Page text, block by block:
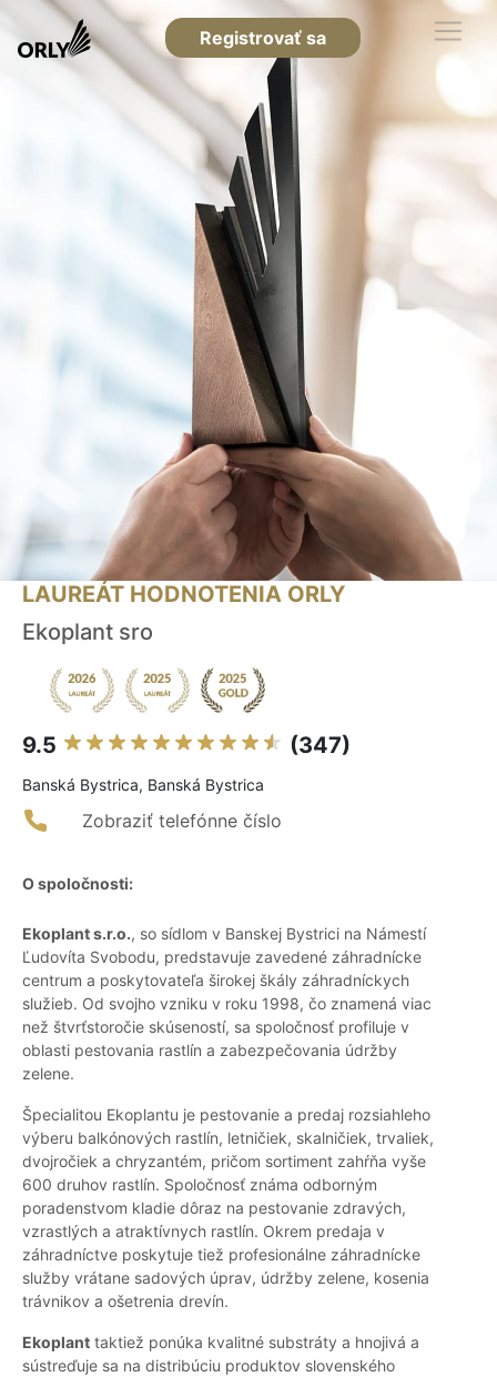
Registrovať sa
LAUREÁT HODNOTENIA ORLY
Ekoplant sro
9.5 (347)
Banská Bystrica, Banská Bystrica
Zobraziť telefónne číslo
O spoločnosti:
Ekoplant s.r.o., so sídlom v Banskej Bystrici na Námestí
Ľudovíta Svobodu, predstavuje zavedené záhradnícke
centrum a poskytovateľa širokej škály záhradníckych
služieb. Od svojho vzniku v roku 1998, čo znamená viac
než štvrťstoročie skúseností, sa spoločnosť profiluje v
oblasti pestovania rastlín a zabezpečovania údržby
zelene.
Špecialitou Ekoplantu je pestovanie a predaj rozsiahleho
výberu balkónových rastlín, letničiek, skalničiek, trvaliek,
dvojročiek a chryzantém, pričom sortiment zahŕňa vyše
600 druhov rastlín. Spoločnosť známa odborným
poradenstvom kladie dôraz na pestovanie zdravých,
vzrastlých a atraktívnych rastlín. Okrem predaja v
záhradníctve poskytuje tiež profesionálne záhradnícke
služby vrátane sadových úprav, údržby zelene, kosenia
trávnikov a ošetrenia drevín.
Ekoplant taktiež ponúka kvalitné substráty a hnojivá a
sústreďuje sa na distribúciu produktov slovenského